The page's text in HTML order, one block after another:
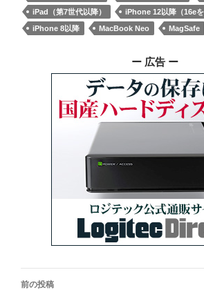
iPad（第7世代以降）
iPhone 12以降（16eを
iPhone 8以降
MacBook Neo MagSafe
ー 広告 ー
投
前の投稿